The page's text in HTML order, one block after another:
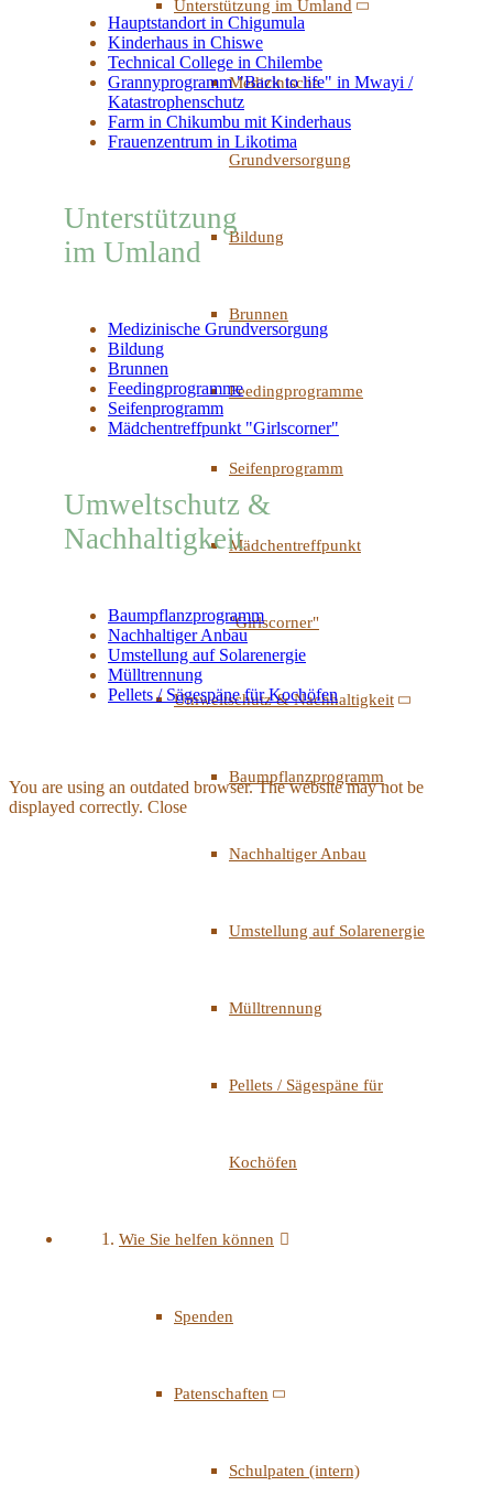
Unterstützung im Umland
Medizinische
Grundversorgung
Bildung
Brunnen
Feedingprogramme
Seifenprogramm
Mädchentreffpunkt
"Girlscorner"
Umweltschutz & Nachhaltigkeit
Baumpflanzprogramm
Nachhaltiger Anbau
Umstellung auf Solarenergie
Mülltrennung
Pellets / Sägespäne für
Kochöfen
Wie Sie helfen können
Spenden
Patenschaften
Schulpaten (intern)
Hauptstandort in Chigumula
Kinderhaus in Chiswe
Technical College in Chilembe
Grannyprogramm "Back to life" in Mwayi /
Katastrophenschutz
Farm in Chikumbu mit Kinderhaus
Frauenzentrum in Likotima
Unterstützung
im Umland
Medizinische Grundversorgung
Bildung
Brunnen
Feedingprogramme
Seifenprogramm
Mädchentreffpunkt "Girlscorner"
Umweltschutz &
Nachhaltigkeit
Baumpflanzprogramm
Nachhaltiger Anbau
Umstellung auf Solarenergie
Mülltrennung
Pellets / Sägespäne für Kochöfen
You are using an outdated browser. The website may not be
displayed correctly. Close